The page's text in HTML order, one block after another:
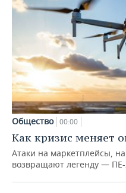
Общество 00:00
Как кризис меняет
Атаки на маркетплейсы,
возвращают легенду —